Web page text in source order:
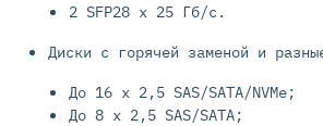
2 SFP28 x 25 Гб/c.
Диски с горячей заменой и
До 16 х 2,5 SAS/SATA/NVMe;
До 8 х 2,5 SAS/SATA;